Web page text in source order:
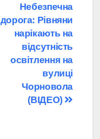
Небезпечна
дорога: Рівняни
нарікають на
відсутність
освітлення на
вулиці
Чорновола
(ВІДЕО)